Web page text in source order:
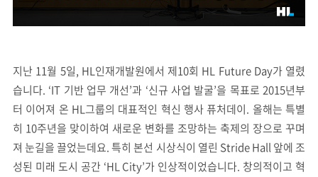
지난 11월 5일, HL인재개발원에서 제10회 HL Future Day가 열렸
습니다. ‘IT 기반 업무 개선’과 ‘신규 사업 발굴’을 목표로 2015년부
터 이어져 온 HL그룹의 대표적인 혁신 행사 퓨처데이. 올해는 특별
히 10주년을 맞이하여 새로운 변화를 조망하는 축제의 장으로 꾸며
져 눈길을 끌었는데요. 특히 본선 시상식이 열린 Stride Hall 앞에 조
성된 미래 도시 공간 ‘HL City’가 인상적이었습니다. 창의적이고 혁